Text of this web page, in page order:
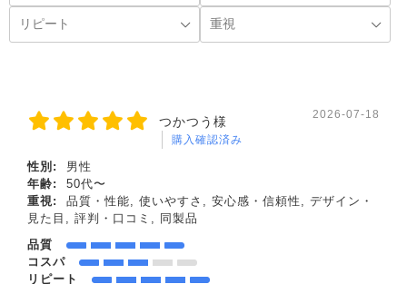
つかつう様
購入確認済み
2026-07-18
性別:
男性
年齢:
50代〜
重視:
品質・性能, 使いやすさ, 安心感・信頼性, デザイン・
見た目, 評判・口コミ, 同製品
品質
コスパ
リピート